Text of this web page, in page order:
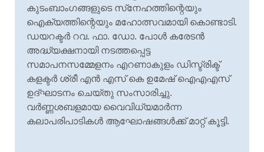
കുടംബാംഗങ്ങളുടെ സ്‌നേഹത്തിന്റെയും
ഐക്യത്തിന്റെയും മഹോത്സവമായി കൊണ്ടാടി.
ഡയറക്ടര്റവ. ഫാ. ഡോ. പോള് കരേടന്
അദ്ധ്യക്ഷനായി നടത്തപ്പെട്ട
സമാപനസമ്മേളനം എറണാകുളം ഡിസ്ട്രിക്ട്
കളക്ടർ ശ്രീ എൻ എസ് കെ ഉമേഷ് ഐഎഎസ്
ഉദ്ഘാടനം ചെയ്തു സംസാരിച്ചു.
വര്ണ്ണശബളമായ വൈവിധ്യമാര്ന്ന
കലാപരിപാടികള് ആഘോഷങ്ങള്ക്ക് മാറ്റ് കൂട്ടി.